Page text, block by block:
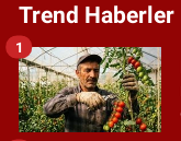
Trend Haberler
1